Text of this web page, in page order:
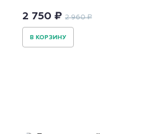
2 750 ₽ 2 960 ₽
В КОРЗИНУ